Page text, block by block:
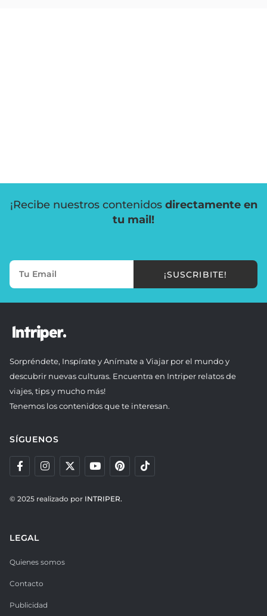
¡Recibe nuestros contenidos directamente en
tu mail!
¡SUSCRIBITE!
Sorpréndete, Inspírate y Anímate a Viajar por el mundo y
descubrir nuevas culturas. Encuentra en Intriper relatos de
viajes, tips y mucho más!
Tenemos los contenidos que te interesan.
SÍGUENOS
© 2025 realizado por INTRIPER.
LEGAL
Quienes somos
Contacto
Publicidad